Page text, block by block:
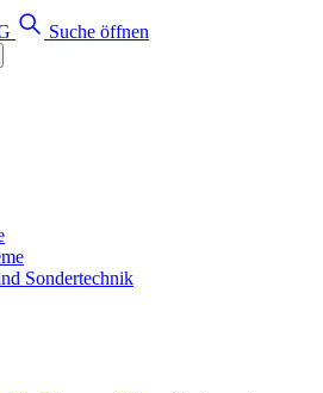
Suche öffnen
Sondertechnik